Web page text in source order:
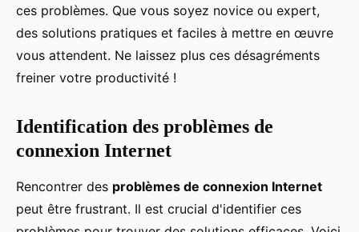
ces problèmes. Que vous soyez novice ou expert,
des solutions pratiques et faciles à mettre en œuvre
vous attendent. Ne laissez plus ces désagréments
freiner votre productivité !
Identification des problèmes de
connexion Internet
Rencontrer des problèmes de connexion Internet
peut être frustrant. Il est crucial d'identifier ces